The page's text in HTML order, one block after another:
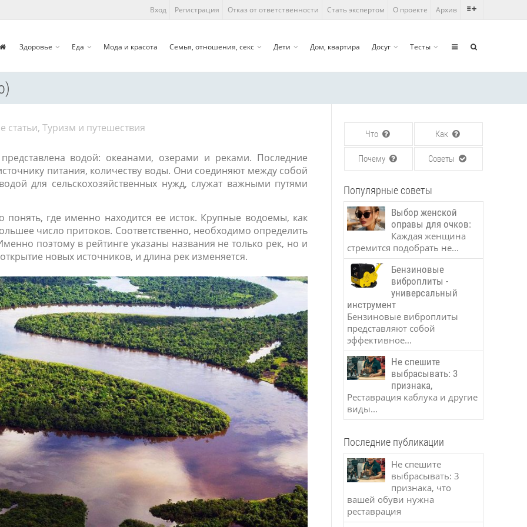
Вход Регистрация Отказ от ответственности Стать экспертом О проекте Архив
Здоровье Еда Мода и красота Семья, отношения, секс Дети Дом, квартира Досуг Тесты
статьи, Туризм и путешествия
водой: океанами, озерами и реками. Последние
питания, количеству воды. Они соединяют между собой
для сельскохозяйственных нужд, служат важными путями
где именно находится ее исток. Крупные водоемы, как
число притоков. Соответственно, необходимо определить
поэтому в рейтинге указаны названия не только рек, но и
новых источников, и длина рек изменяется.
Что Как
Почему Советы
Популярные советы
Выбор женской
оправы для очков:
Каждая женщина
стремится подобрать не...
Бензиновые
виброплиты -
универсальный
инструмент
Бензиновые виброплиты
представляют собой
эффективное...
Не спешите
выбрасывать: 3
признака,
Реставрация каблука и другие
виды...
Последние публикации
Не спешите
выбрасывать: 3
признака, что
вашей обуви нужна
реставрация